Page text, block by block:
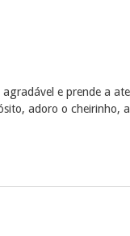
agradável e prende a
adoro o cheirinho,